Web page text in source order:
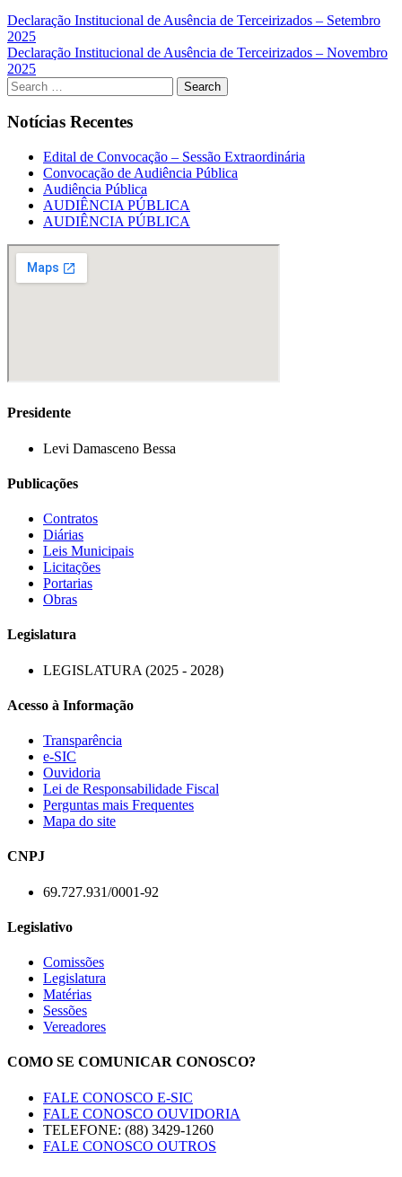
Declaração Institucional de Ausência de Terceirizados – Setembro
2025
Declaração Institucional de Ausência de Terceirizados – Novembro
2025
Notícias Recentes
Edital de Convocação – Sessão Extraordinária
Convocação de Audiência Pública
Audiência Pública
AUDIÊNCIA PÚBLICA
AUDIÊNCIA PÚBLICA
Presidente
Levi Damasceno Bessa
Publicações
Contratos
Diárias
Leis Municipais
Licitações
Portarias
Obras
Legislatura
LEGISLATURA (2025 - 2028)
Acesso à Informação
Transparência
e-SIC
Ouvidoria
Lei de Responsabilidade Fiscal
Perguntas mais Frequentes
Mapa do site
CNPJ
69.727.931/0001-92
Legislativo
Comissões
Legislatura
Matérias
Sessões
Vereadores
COMO SE COMUNICAR CONOSCO?
FALE CONOSCO E-SIC
FALE CONOSCO OUVIDORIA
TELEFONE: (88) 3429-1260
FALE CONOSCO OUTROS